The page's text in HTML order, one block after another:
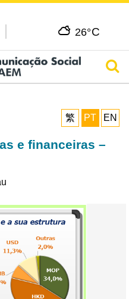
26°C
繁
PT EN
e financeiras –